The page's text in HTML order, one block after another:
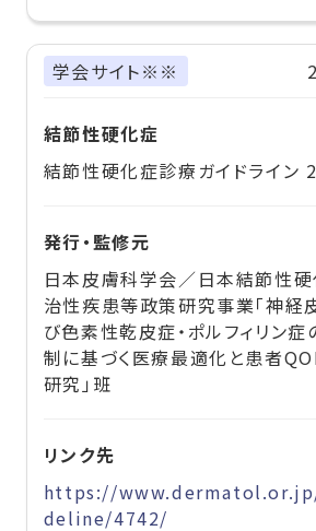
学会サイト※※
結節性硬化症
結節性硬化症診療ガイドライン
発行・監修元
日本皮膚科学会／日本結節性
治性疾患等政策研究事業「神経
び色素性乾皮症・ポルフィリン
制に基づく医療最適化と患者
研究」班
リンク先
https://
deline/4742/